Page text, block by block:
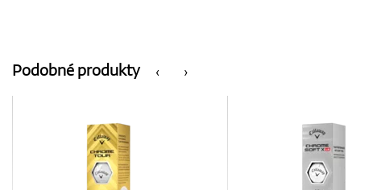
‹
Podobné produkty ›